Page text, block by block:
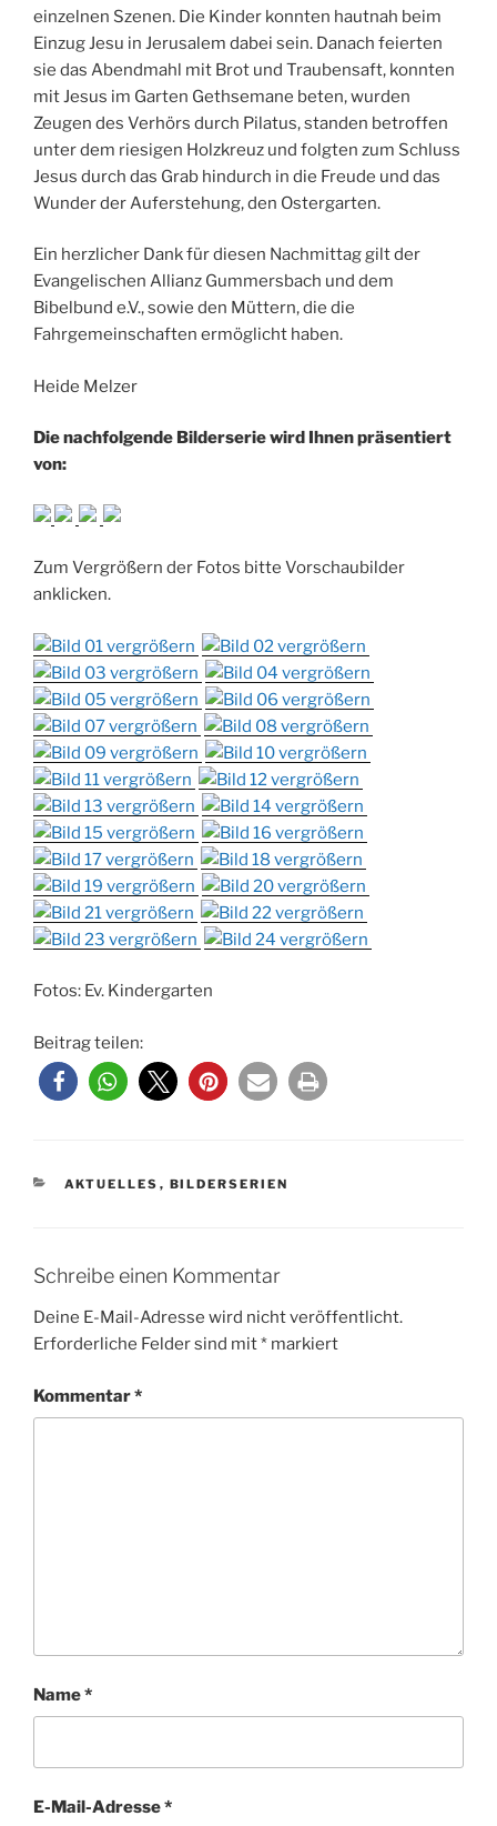
einzelnen Szenen. Die Kinder konnten hautnah beim
Einzug Jesu in Jerusalem dabei sein. Danach feierten
sie das Abendmahl mit Brot und Traubensaft, konnten
mit Jesus im Garten Gethsemane beten, wurden
Zeugen des Verhörs durch Pilatus, standen betroffen
unter dem riesigen Holzkreuz und folgten zum Schluss
Jesus durch das Grab hindurch in die Freude und das
Wunder der Auferstehung, den Ostergarten.
Ein herzlicher Dank für diesen Nachmittag gilt der
Evangelischen Allianz Gummersbach und dem
Bibelbund e.V., sowie den Müttern, die die
Fahrgemeinschaften ermöglicht haben.
Heide Melzer
Die nachfolgende Bilderserie wird Ihnen präsentiert
von:
Zum Vergrößern der Fotos bitte Vorschaubilder
anklicken.
Fotos: Ev. Kindergarten
Beitrag teilen:
KATEGORIEN
AKTUELLES , BILDERSERIEN
Schreibe einen Kommentar
Deine E-Mail-Adresse wird nicht veröffentlicht.
Erforderliche Felder sind mit* markiert
Kommentar*
Name*
E-Mail-Adresse*